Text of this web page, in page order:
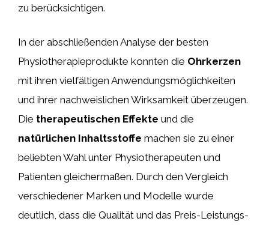
zu berücksichtigen.
In der abschließenden Analyse der besten
Physiotherapieprodukte konnten die Ohrkerzen
mit ihren vielfältigen Anwendungsmöglichkeiten
und ihrer nachweislichen Wirksamkeit überzeugen.
Die therapeutischen Effekte und die
natürlichen Inhaltsstoffe machen sie zu einer
beliebten Wahl unter Physiotherapeuten und
Patienten gleichermaßen. Durch den Vergleich
verschiedener Marken und Modelle wurde
deutlich, dass die Qualität und das Preis-Leistungs-